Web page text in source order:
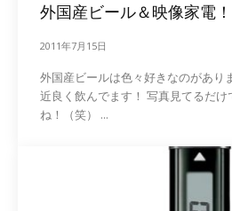
外国産ビール＆映像家電！
2011年7月15日
外国産ビールは色々好きなのがあり
近良く飲んでます！ 写真見てるだけで凄い飲みたくなります
ね！（笑） ...